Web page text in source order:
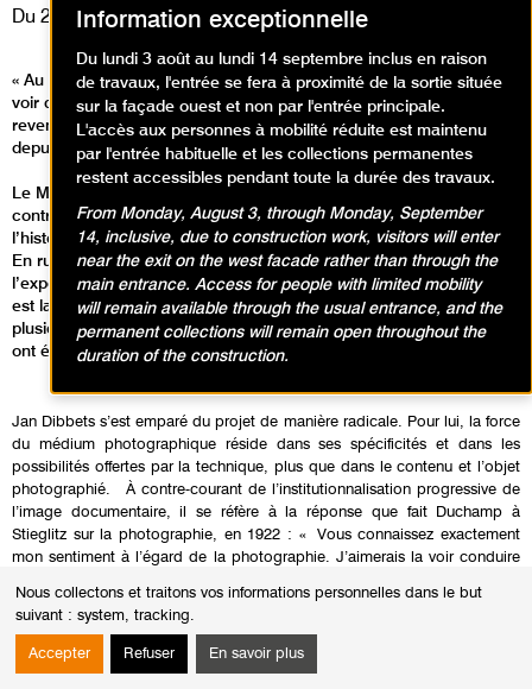
Nous collectons et traitons vos informations personnelles dans le but
suivant : system, tracking.
Accepter Refuser En savoir plus
Du 25 marsau17 juillet 2016
« Au cours de la brève histoire de la photographie, nous pouvons
voir comment ce médium diabolique et hybride a commencé à
revendiquer de plus en plus sa position dans les arts, notamment
depuis les années 60 avec l'art conceptuel. » Jan Dibbets
Le Musée d’Art moderne a invité Jan Dibbets – dont la propre
contribution à l’art conceptuel fut décisive – à une relecture de
l’histoire de la photographie, depuis son invention jusqu'à nos jours.
En rupture avec une approche conventionnelle des principes de
l’exposition, l’artiste devenu commissaire entend suivre la ligne qui
est la sienne depuis les années 1960 et qui s’est manifestée
plusieurs fois au Musée d’Art moderne, lors des expositions qui lui
ont été consacrées (1980, 1994, 2010).
Jan Dibbets s’est emparé du projet de manière radicale. Pour lui, la force
du médium photographique réside dans ses spécificités et dans les
possibilités offertes par la technique, plus que dans le contenu et l’objet
photographié. À contre-courant de l’institutionnalisation progressive de
l’image documentaire, il se réfère à la réponse que fait Duchamp à
Stieglitz sur la photographie, en 1922 : « Vous connaissez exactement
mon sentiment à l’égard de la photographie. J’aimerais la voir conduire
rende la photographie insupportable » (« Can a Photograph Have the
Significance of Art », MSS, n° 4, décembre 1922, New York).
Information exceptionnelle
Du lundi 3 août au lundi 14 septembre inclus en raison
de travaux, l'entrée se fera à proximité de la sortie située
sur la façade ouest et non par l'entrée principale.
L'accès aux personnes à mobilité réduite est maintenu
par l'entrée habituelle et les collections permanentes
restent accessibles pendant toute la durée des travaux.
From Monday, August 3, through Monday, September
14, inclusive, due to construction work, visitors will enter
near the exit on the west facade rather than through the
main entrance. Access for people with limited mobility
will remain available through the usual entrance, and the
permanent collections will remain open throughout the
duration of the construction.